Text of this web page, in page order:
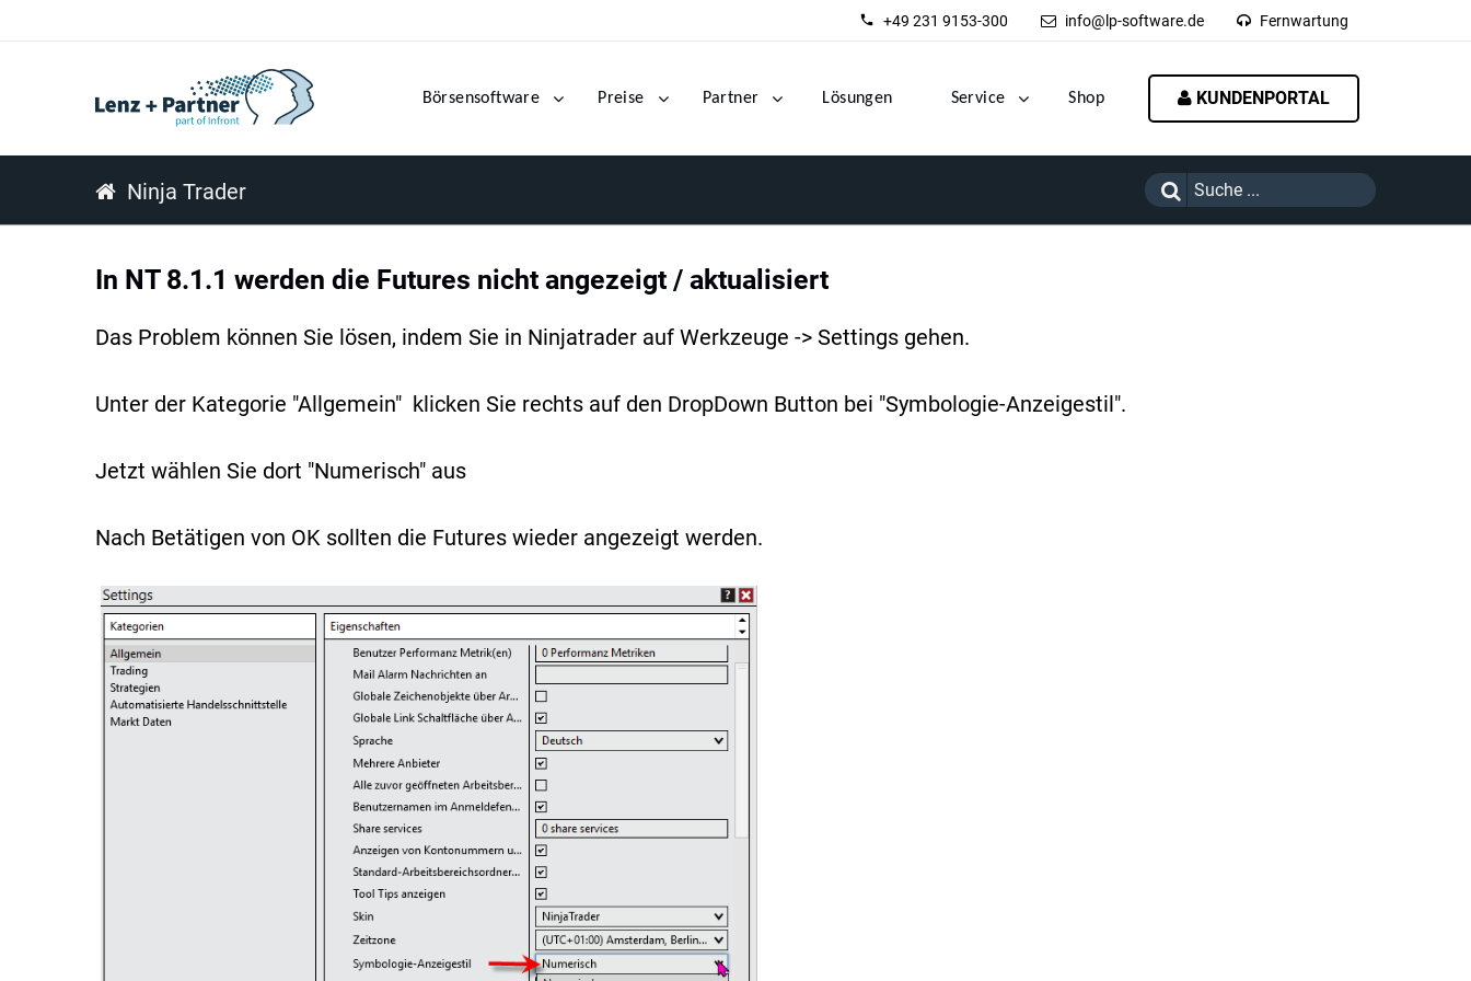
+49 231 9153-300 info@lp-software.de Fernwartung
Börsensoftware Preise Partner Lösungen Service Shop KUNDENPORTAL
Ninja Trader
In NT 8.1.1 werden die Futures nicht angezeigt / aktualisiert
Das Problem können Sie lösen, indem Sie in Ninjatrader auf Werkzeuge -> Settings gehen.
Unter der Kategorie "Allgemein" klicken Sie rechts auf den DropDown Button bei "Symbologie-Anzeigestil".
Jetzt wählen Sie dort "Numerisch" aus
Nach Betätigen von OK sollten die Futures wieder angezeigt werden.